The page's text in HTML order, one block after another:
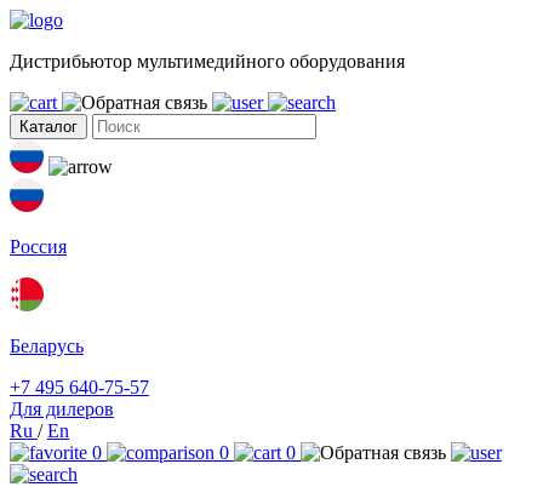
Дистрибьютор мультимедийного оборудования
Каталог
Россия
Беларусь
+7 495 640-75-57
Для дилеров
Ru /En
0
0 0